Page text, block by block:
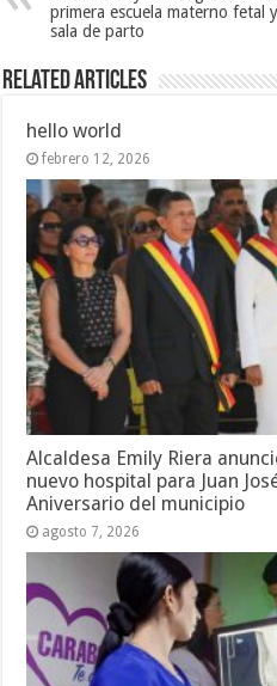
primera escuela materno fetal y
sala de parto
Related Articles
hello world
febrero 12, 2026
Alcaldesa Emily Riera
nuevo hospital para Juan
Aniversario del municipio
agosto 7, 2026